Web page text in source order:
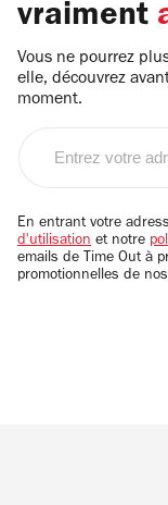
vraiment
Vous ne pourrez
elle, découvrez
moment.
email
En entrant votre
d'utilisation et notre
emails de Time Out à
promotionnelles de